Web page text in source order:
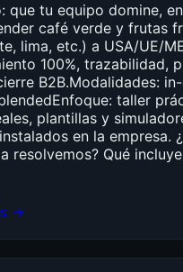
que tu equipo domine,
café verde y frutas
lima, etc.) a USA/UE/
100%, trazabilidad,
B2B.Modalidades: in-
taller
plantillas y
en la empresa.
resolvemos? Qué
→